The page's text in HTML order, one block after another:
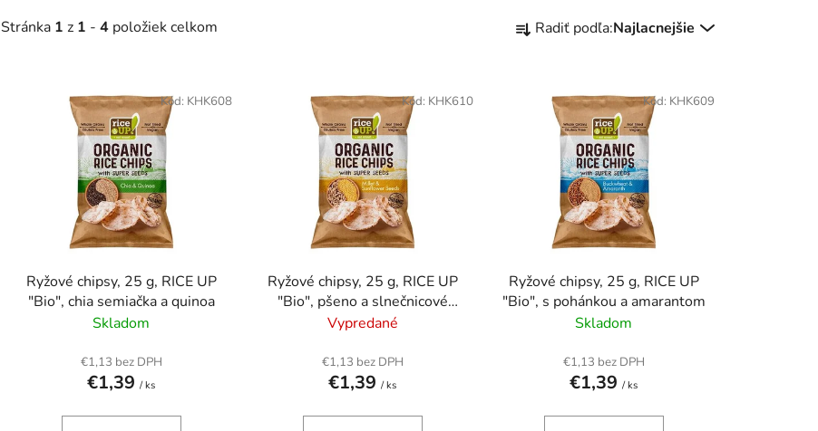
Stránka 1 z 1 - 4 položiek celkom
a
u
k
Radiť podľa:Najlacnejšie
Ryžové chipsy, 25 g, RICE UP
"Bio", chia semiačka a quinoa
Skladom
€1,13 bez DPH
€1,39/ ks
Kód: KHK608
Ryžové chipsy, 25 g, RICE UP
"Bio", pšeno a slnečnicové
semienka
Vypredané
€1,13 bez DPH
€1,39/ ks
Kód: KHK610
Ryžové chipsy, 25 g, RICE UP
"Bio", s pohánkou a amarantom
Skladom
€1,13 bez DPH
€1,39/ ks
Kód: KHK609